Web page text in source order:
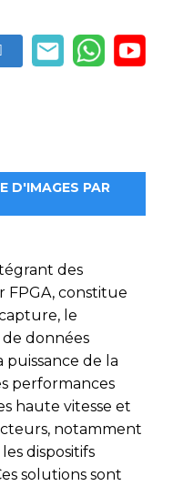
D'IMAGES PAR
des
FPGA, constitue
le
données
de la
performances
haute vitesse et
notamment
dispositifs
solutions sont